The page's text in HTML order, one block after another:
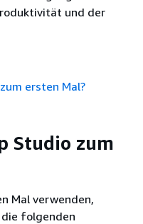
und der
ersten Mal?
Studio zum
Mal verwenden,
folgenden